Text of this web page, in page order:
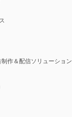
作＆配信ソリューション